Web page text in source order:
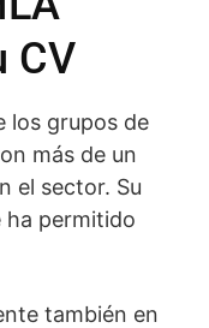
CV
los grupos de
más de un
el sector. Su
ha permitido
también en